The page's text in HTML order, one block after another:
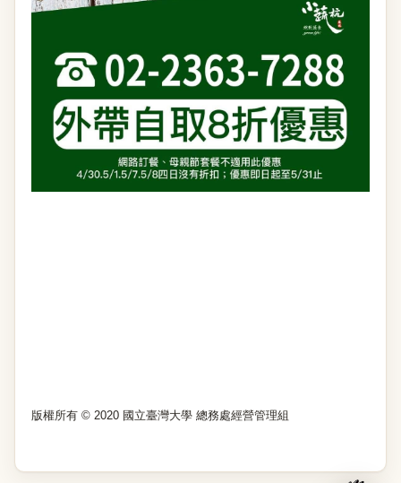
版權所有 © 2020 國立臺灣大學 總務處經營管理組